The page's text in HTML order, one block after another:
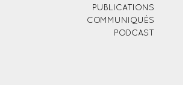
PUBLICATIONS
COMMUNIQUÉS
PODCAST